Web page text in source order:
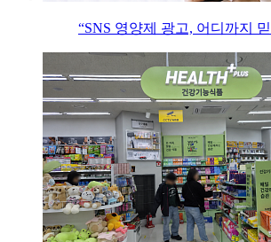
“SNS 영양제 광고, 어디까지